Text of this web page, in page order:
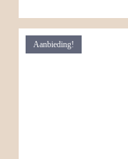
Aanbieding!